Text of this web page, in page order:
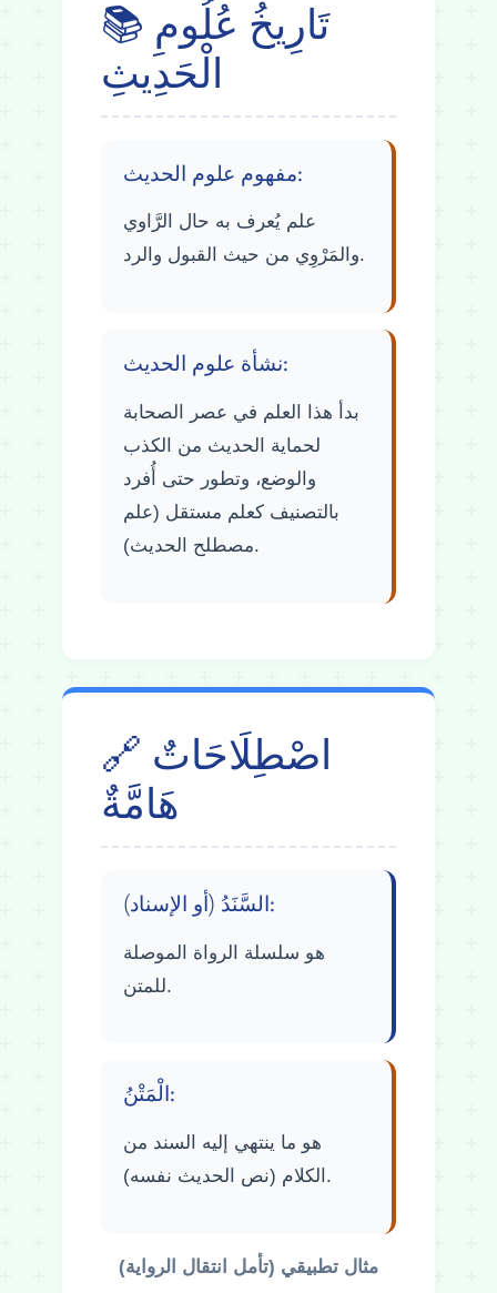
📚 تَارِيخُ عُلُومِ
الْحَدِيثِ
مفهوم علوم الحديث:
علم يُعرف به حال الرَّاوي
والمَرْوِي من حيث القبول والرد.
نشأة علوم الحديث:
بدأ هذا العلم في عصر الصحابة
لحماية الحديث من الكذب
والوضع، وتطور حتى أُفرد
بالتصنيف كعلم مستقل (علم
مصطلح الحديث).
🔗 اصْطِلَاحَاتٌ
هَامَّةٌ
السَّنَدُ (أو الإسناد):
هو سلسلة الرواة الموصلة
للمتن.
الْمَتْنُ:
هو ما ينتهي إليه السند من
الكلام (نص الحديث نفسه).
مثال تطبيقي (تأمل انتقال الرواية)